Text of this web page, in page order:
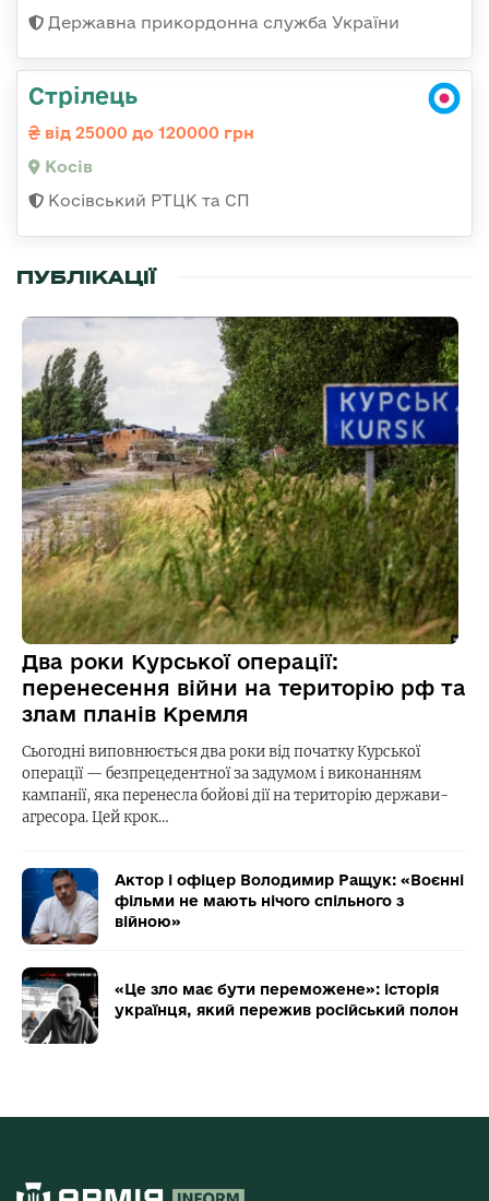
Державна прикордонна служба України
Стрілець
від 25000 до 120000 грн
Косів
Косівський РТЦК та СП
ПУБЛІКАЦІЇ
Два роки Курської операції:
перенесення війни на територію рф та
злам планів Кремля
Сьогодні виповнюється два роки від початку Курської
операції — безпрецедентної за задумом і виконанням
кампанії, яка перенесла бойові дії на територію держави-
агресора. Цей крок…
Актор і офіцер Володимир Ращук: «Воєнні
фільми не мають нічого спільного з
війною»
«Це зло має бути переможене»: історія
українця, який пережив російський полон